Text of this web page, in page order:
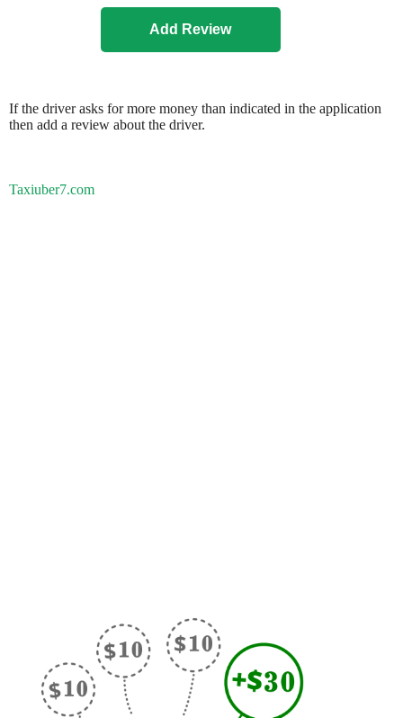
If the driver asks for more money than indicated in the application
then add a review about the driver.
Taxiuber7.com